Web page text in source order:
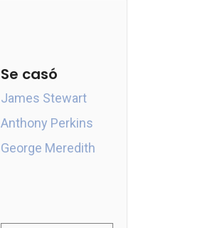
Se casó
James Stewart
Anthony Perkins
George Meredith